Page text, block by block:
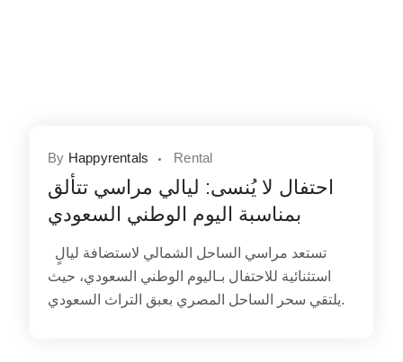
By Happyrentals Rental
احتفال لا يُنسى: ليالي مراسي تتألق
بمناسبة اليوم الوطني السعودي
استثنائية للاحتفال بـاليوم الوطني السعودي، حيث
يلتقي سحر الساحل المصري بعبق التراث السعودي.